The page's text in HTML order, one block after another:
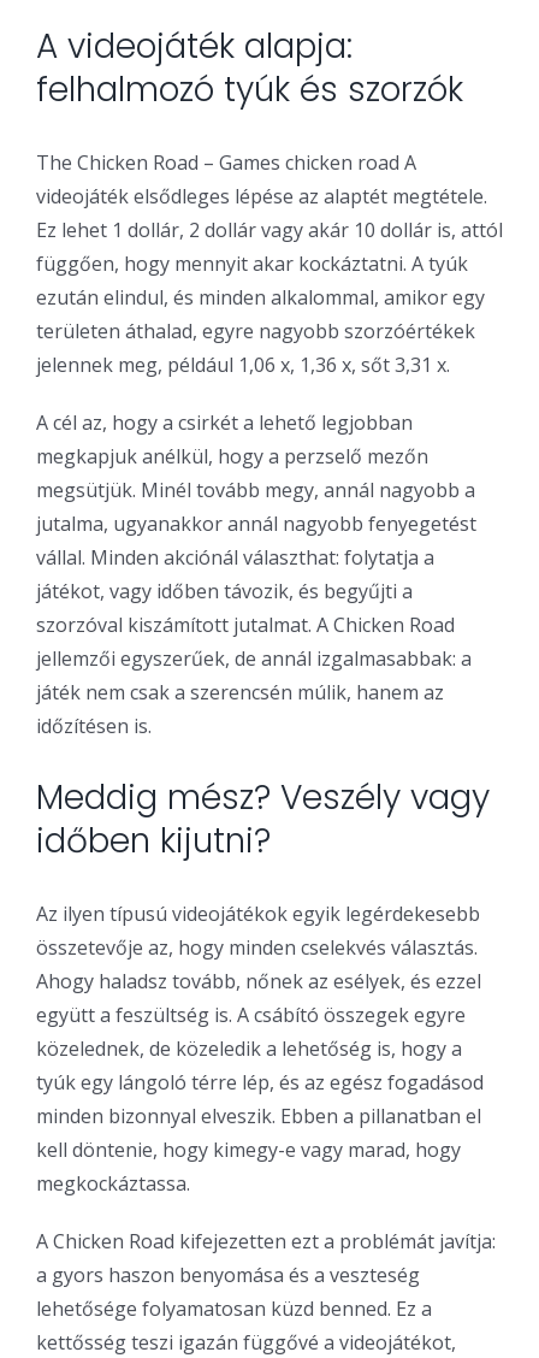
A videojáték alapja:
felhalmozó tyúk és szorzók
The Chicken Road – Games chicken road A
videojáték elsődleges lépése az alaptét megtétele.
Ez lehet 1 dollár, 2 dollár vagy akár 10 dollár is, attól
függően, hogy mennyit akar kockáztatni. A tyúk
ezután elindul, és minden alkalommal, amikor egy
területen áthalad, egyre nagyobb szorzóértékek
jelennek meg, például 1,06 x, 1,36 x, sőt 3,31 x.
A cél az, hogy a csirkét a lehető legjobban
megkapjuk anélkül, hogy a perzselő mezőn
megsütjük. Minél tovább megy, annál nagyobb a
jutalma, ugyanakkor annál nagyobb fenyegetést
vállal. Minden akciónál választhat: folytatja a
játékot, vagy időben távozik, és begyűjti a
szorzóval kiszámított jutalmat. A Chicken Road
jellemzői egyszerűek, de annál izgalmasabbak: a
játék nem csak a szerencsén múlik, hanem az
időzítésen is.
Meddig mész? Veszély vagy
időben kijutni?
Az ilyen típusú videojátékok egyik legérdekesebb
összetevője az, hogy minden cselekvés választás.
Ahogy haladsz tovább, nőnek az esélyek, és ezzel
együtt a feszültség is. A csábító összegek egyre
közelednek, de közeledik a lehetőség is, hogy a
tyúk egy lángoló térre lép, és az egész fogadásod
minden bizonnyal elveszik. Ebben a pillanatban el
kell döntenie, hogy kimegy-e vagy marad, hogy
megkockáztassa.
A Chicken Road kifejezetten ezt a problémát javítja:
a gyors haszon benyomása és a veszteség
lehetősége folyamatosan küzd benned. Ez a
kettősség teszi igazán függővé a videojátékot,